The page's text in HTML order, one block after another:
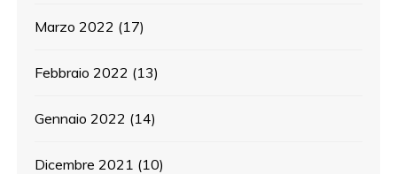
Marzo 2022 (17)
Febbraio 2022 (13)
Gennaio 2022 (14)
Dicembre 2021 (10)